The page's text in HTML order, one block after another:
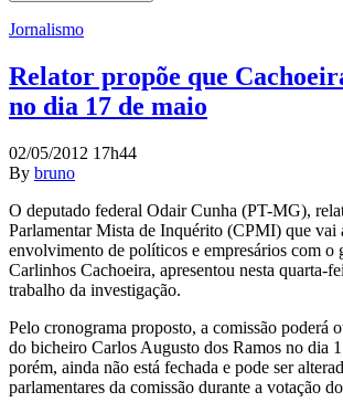
Jornalismo
Relator propõe que
no dia 17 de maio
02/05/2012 17h44
By bruno
O deputado federal Odair Cunha (PT-MG),
Parlamentar Mista de Inquérito (CPMI) que vai
envolvimento de políticos e empresários com o
Carlinhos Cachoeira, apresentou nesta quarta-
trabalho da investigação.
Pelo cronograma proposto, a comissão poderá
do bicheiro Carlos Augusto dos Ramos no dia
porém, ainda não está fechada e pode ser
parlamentares da comissão durante a votação